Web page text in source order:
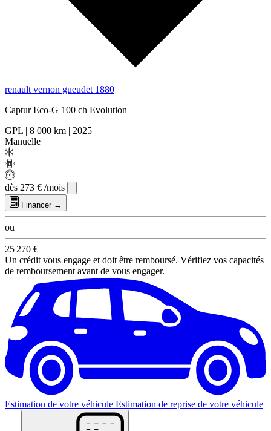
renault vernon gueudet 1880
Captur Eco-G 100 ch Evolution
GPL | 8 000 km | 2025
Manuelle
dès 273 € /mois
Financer →
ou
25 270 €
Un crédit vous engage et doit être remboursé. Vérifiez vos capacités
de remboursement avant de vous engager.
Estimation de votre véhicule Estimation de reprise de votre véhicule